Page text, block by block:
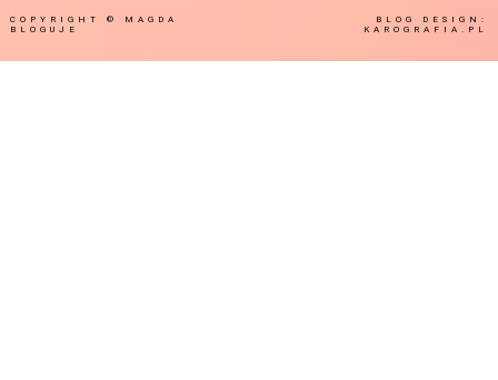
COPYRIGHT ©
MAGDA
BLOGUJE
BLOG DESIGN:
KAROGRAFIA.PL